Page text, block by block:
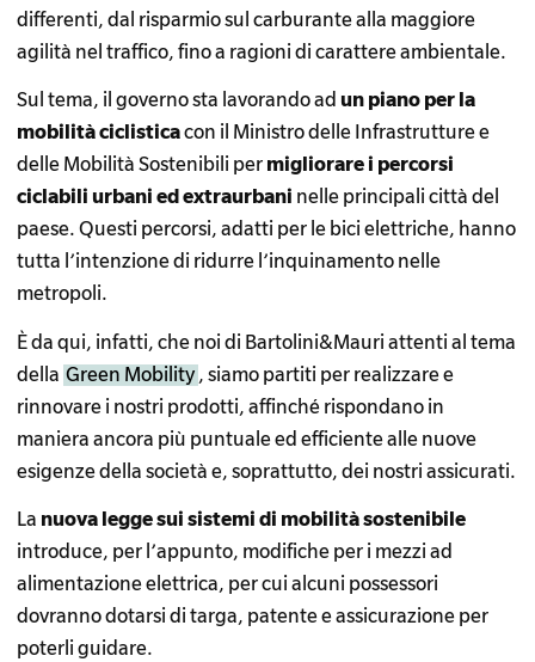
differenti, dal risparmio sul carburante alla maggiore
agilità nel traffico, fino a ragioni di carattere ambientale.
Sul tema, il governo sta lavorando ad un piano per la
mobilità ciclisticacon il Ministro delle Infrastrutture e
delle Mobilità Sostenibili per migliorare i percorsi
ciclabili urbani ed extraurbani nelle principali città del
paese. Questi percorsi, adatti per le bici elettriche, hanno
tutta l’intenzione di ridurre l’inquinamento nelle
metropoli.
È da qui, infatti, che noi di Bartolini&Mauri attenti al tema
della Green Mobility , siamo partiti per realizzare e
rinnovare i nostri prodotti, affinché rispondano in
maniera ancora più puntuale ed efficiente alle nuove
esigenze della società e, soprattutto, dei nostri assicurati.
La nuova legge sui sistemi di mobilità sostenibile
introduce, per l’appunto, modifiche per i mezzi ad
alimentazione elettrica, per cui alcuni possessori
dovranno dotarsi di targa, patente e assicurazione per
poterli guidare.